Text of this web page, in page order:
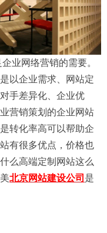
网络营销的需要。
以企业需求、网站定
手差异化、企业优
营销策划的企业网站
转化率高可以帮助企
有很多优点，价格也
么高端定制网站这么
北京网站建设公司 是